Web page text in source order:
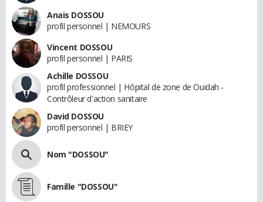
Anais DOSSOU
profil personnel | NEMOURS
Vincent DOSSOU
profil personnel | PARIS
Achille DOSSOU
profil professionnel | Hôpital de zone de Ouidah -
Contrôleur d'action sanitaire
David DOSSOU
profil personnel | BRIEY
Nom "DOSSOU"
Famille "DOSSOU"